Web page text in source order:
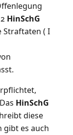
HinSchG
Straftaten ( I
HinSchG
diese
gibt es auch